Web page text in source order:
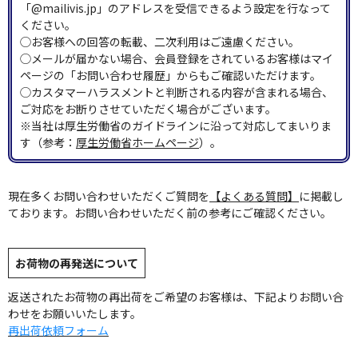
「@mailivis.jp」のアドレスを受信できるよう設定を行なって
ください。
◯お客様への回答の転載、二次利用はご遠慮ください。
◯メールが届かない場合、会員登録をされているお客様はマイ
ページの「お問い合わせ履歴」からもご確認いただけます。
◯カスタマーハラスメントと判断される内容が含まれる場合、
ご対応をお断りさせていただく場合がございます。
※当社は厚生労働省のガイドラインに沿って対応してまいりま
す（参考： 厚生労働省ホームページ）。
現在多くお問い合わせいただくご質問を 【よくある質問】 に掲載し
ております。お問い合わせいただく前の参考にご確認ください。
お荷物の再発送について
返送されたお荷物の再出荷をご希望のお客様は、下記よりお問い合
わせをお願いいたします。
再出荷依頼フォーム